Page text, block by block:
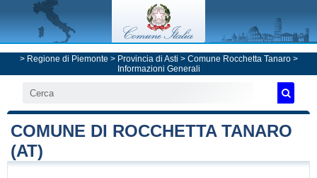
> Regione di Piemonte > Provincia di Asti > Comune Rocchetta Tanaro>
Informazioni Generali
COMUNE DI ROCCHETTA TANARO
(AT)